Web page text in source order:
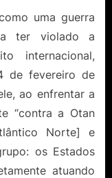
uma guerra
ter violado a
internacional,
de fevereiro de
ao enfrentar a
“contra a Otan
Norte] e
os Estados
atuando